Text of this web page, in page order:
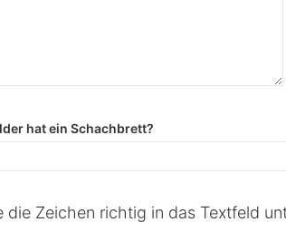
hat ein Schachbrett?
die Zeichen richtig in das Textfeld